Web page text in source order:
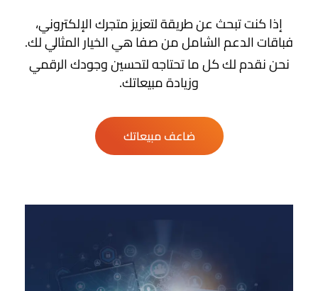
إذا كنت تبحث عن طريقة لتعزيز متجرك الإلكتروني،
فباقات الدعم الشامل من صفا هي الخيار المثالي لك.
نحن نقدم لك كل ما تحتاجه لتحسين وجودك الرقمي
وزيادة مبيعاتك.
ضاعف مبيعاتك